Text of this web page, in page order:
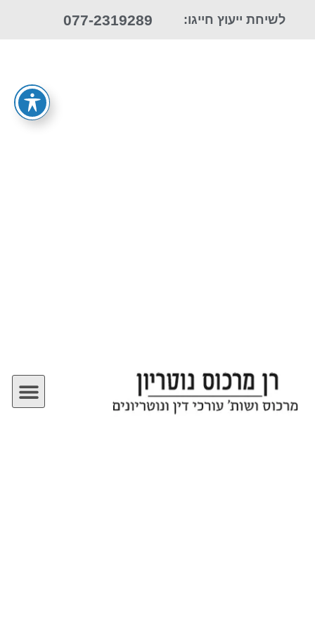
לשיחת ייעוץ חייגו: 077-2319289